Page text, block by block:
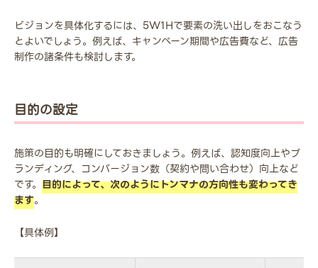
ビジョンを具体化するには、5W1Hで要素の洗い出しをおこなう
とよいでしょう。例えば、キャンペーン期間や広告費など、広告
制作の諸条件も検討します。
目的の設定
施策の目的も明確にしておきましょう。例えば、認知度向上やブ
ランディング、コンバージョン数（契約や問い合わせ）向上など
です。 目的によって、次のようにトンマナの方向性も変わってき
ます。
【具体例】